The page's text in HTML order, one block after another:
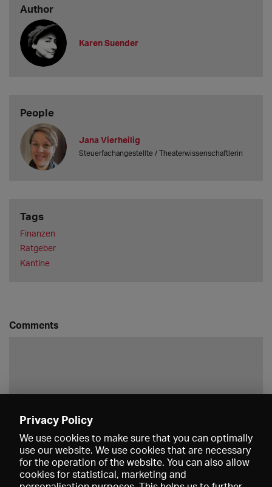
ausgabe, und wie
Author
Karen Suender
People
Jana Vierheilig
Steuerfachangestellte / Theaterwissenschaftlerin
Tags
Finanzen
Ratgeber
Kantine
Comments
Privacy Policy
We use cookies to make sure that you can optimally
use our website. We use cookies that are necessary
for the operation of the website. You can also allow
cookies for statistical, marketing and